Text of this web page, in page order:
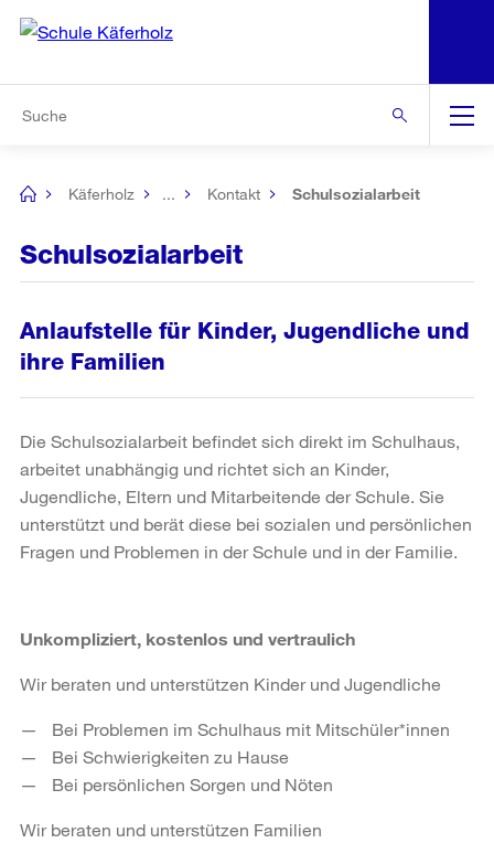
Navigation
[no
Käferholz ... Kontakt Schulsozialarbeit
Schulsozialarbeit
Anlaufstelle für Kinder, Jugendliche und
ihre Familien
Die Schulsozialarbeit befindet sich direkt im Schulhaus,
arbeitet unabhängig und richtet sich an Kinder,
Jugendliche, Eltern und Mitarbeitende der Schule. Sie
unterstützt und berät diese bei sozialen und persönlichen
Fragen und Problemen in der Schule und in der Familie.
Unkompliziert, kostenlos und vertraulich
Wir beraten und unterstützen Kinder und Jugendliche
Bei Problemen im Schulhaus mit Mitschüler*innen
Bei Schwierigkeiten zu Hause
Bei persönlichen Sorgen und Nöten
Wir beraten und unterstützen Familien